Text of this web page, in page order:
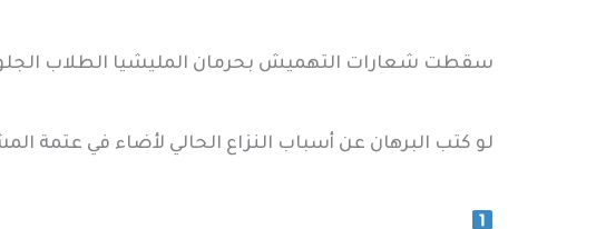
سقطت شعارات التهميش بحرمان المليشيا الطلاب
لو كتب البرهان عن أسباب النزاع الحالي لأضاء في عتمة